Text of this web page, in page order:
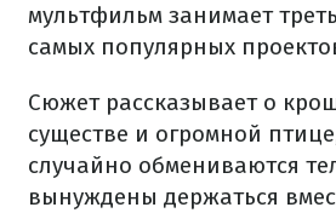
мультфильм занимает
самых популярных
Сюжет рассказывает о
существе и огромной
случайно обмениваются
вынуждены держаться